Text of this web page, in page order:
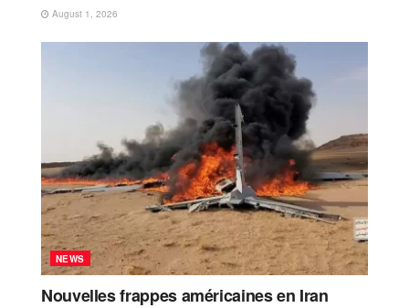
August 1, 2026
NEWS
Nouvelles frappes américaines en Iran